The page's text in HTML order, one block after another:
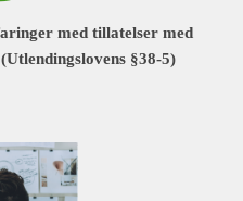
med tillatelser med
§38-5)